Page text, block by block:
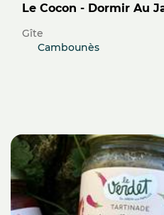
Le Cocon - Dormir Au
Gîte
Cambounès